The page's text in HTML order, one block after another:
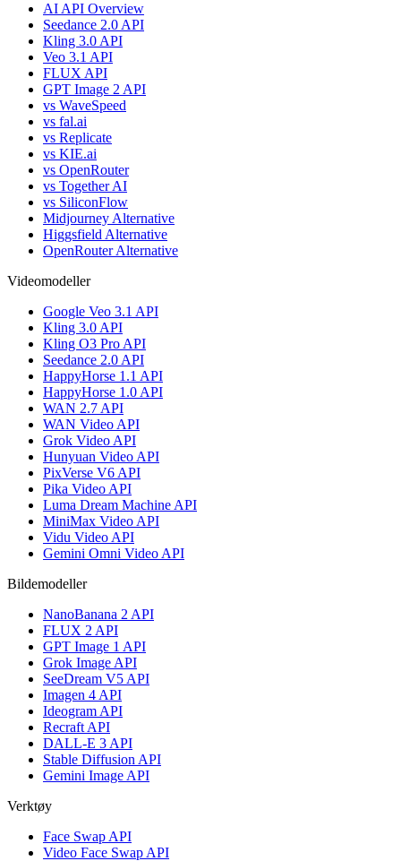
AI API Overview
Seedance 2.0 API
Kling 3.0 API
Veo 3.1 API
FLUX API
GPT Image 2 API
vs WaveSpeed
vs fal.ai
vs Replicate
vs KIE.ai
vs OpenRouter
vs Together AI
vs SiliconFlow
Midjourney Alternative
Higgsfield Alternative
OpenRouter Alternative
Videomodeller
Google Veo 3.1 API
Kling 3.0 API
Kling O3 Pro API
Seedance 2.0 API
HappyHorse 1.1 API
HappyHorse 1.0 API
WAN 2.7 API
WAN Video API
Grok Video API
Hunyuan Video API
PixVerse V6 API
Pika Video API
Luma Dream Machine API
MiniMax Video API
Vidu Video API
Gemini Omni Video API
Bildemodeller
NanoBanana 2 API
FLUX 2 API
GPT Image 1 API
Grok Image API
SeeDream V5 API
Imagen 4 API
Ideogram API
Recraft API
DALL-E 3 API
Stable Diffusion API
Gemini Image API
Verktøy
Face Swap API
Video Face Swap API